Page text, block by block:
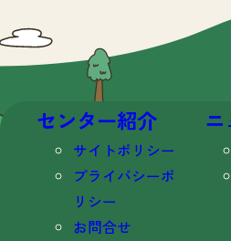
センター紹介
サイトポリシー
プライバシーポ
リシー
お問合せ
ニ